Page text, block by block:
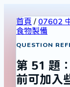
首頁 / 07602
食物製備
QUESTION
第 51 題：
前可加入